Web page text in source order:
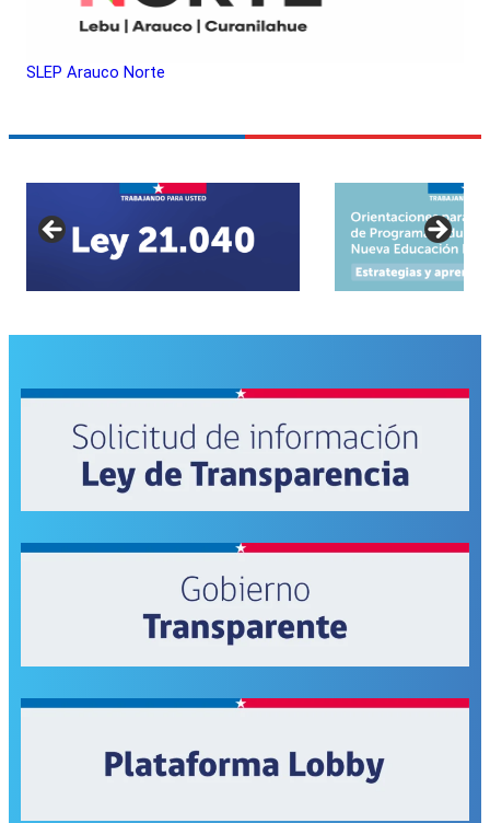
SLEP Arauco Norte